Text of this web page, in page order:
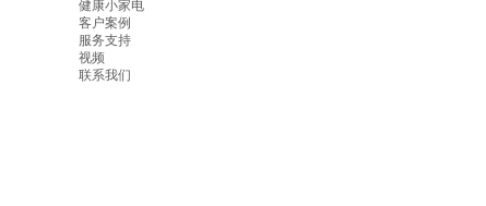
健康小家电
客户案例
服务支持
视频
联系我们